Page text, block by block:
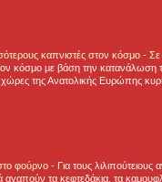
καπνιστές στον κόσμο -
κόσμο με βάση την κατανάλωση
της Ανατολικής Ευρώπης
φούρνο - Για τους
αγαπούν τα κεφτεδάκια, τα